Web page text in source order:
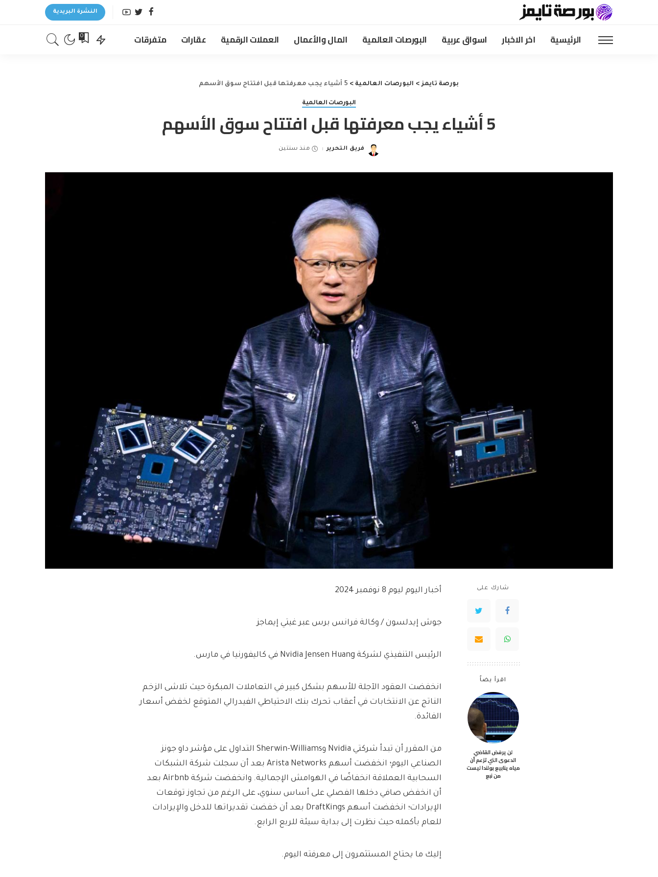
النشرة البريدية
الرئيسية اخر الاخبار اسواق عربية البورصات العالمية المال والأعمال العملات الرقمية عقارات متفرقات 0
بورصة تايمز> البورصات العالمية > 5 أشياء يجب معرفتها قبل افتتاح سوق الأسهم
البورصات العالمية
5 أشياء يجب معرفتها قبل افتتاح سوق الأسهم
Posted
فريق التحرير منذ سنتين
شارك على
اقرأ يضاً
لن يرفض القاضي
الدعوى التي تزعم أن
مياه ينابيع بولندا ليست
من نبع
أخبار اليوم ليوم 8 نوفمبر 2024
جوش إيدلسون / وكالة فرانس برس عبر غيتي إيماجز
الرئيس التنفيذي لشركة Nvidia Jensen Huang في كاليفورنيا في مارس.
انخفضت العقود الآجلة للأسهم بشكل كبير في التعاملات المبكرة حيث تلاشى الزخم
الناتج عن الانتخابات في أعقاب تحرك بنك الاحتياطي الفيدرالي المتوقع لخفض أسعار
الفائدة.
من المقرر أن تبدأ شركتي Nvidia وSherwin-Williams التداول على مؤشر داو جونز
الصناعي اليوم؛ انخفضت أسهم Arista Networks بعد أن سجلت شركة الشبكات
السحابية العملاقة انخفاضًا في الهوامش الإجمالية. وانخفضت شركة Airbnb بعد
أن انخفض صافي دخلها الفصلي على أساس سنوي، على الرغم من تجاوز توقعات
الإيرادات؛ انخفضت أسهم DraftKings بعد أن خفضت تقديراتها للدخل والإيرادات
للعام بأكمله حيث نظرت إلى بداية سيئة للربع الرابع.
إليك ما يحتاج المستثمرون إلى معرفته اليوم.